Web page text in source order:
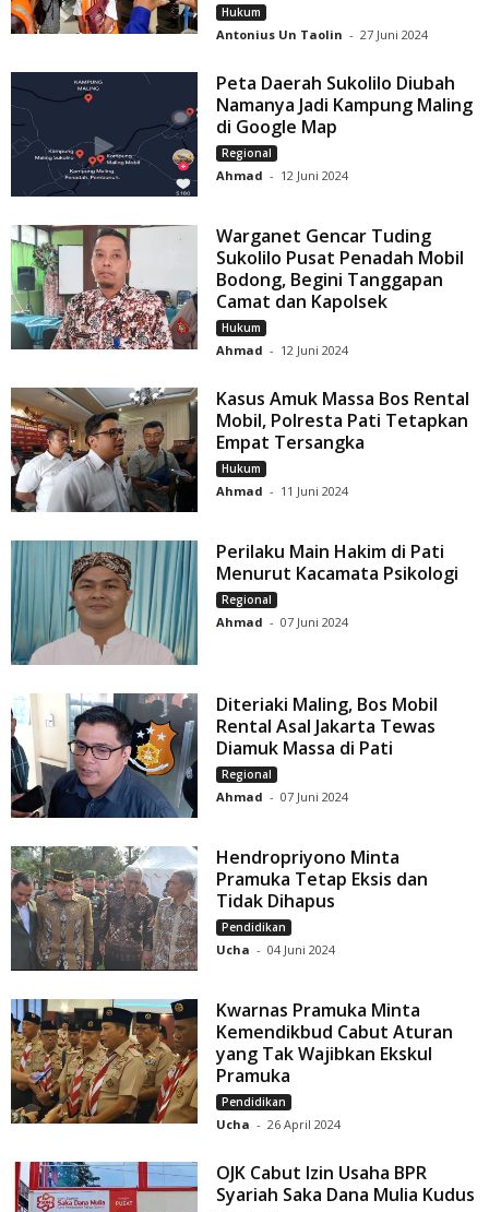
Hukum
Antonius Un Taolin - 27 Juni 2024
Peta Daerah Sukolilo Diubah
Namanya Jadi Kampung Maling
di Google Map
Regional
Ahmad - 12 Juni 2024
Warganet Gencar Tuding
Sukolilo Pusat Penadah Mobil
Bodong, Begini Tanggapan
Camat dan Kapolsek
Hukum
Ahmad - 12 Juni 2024
Kasus Amuk Massa Bos Rental
Mobil, Polresta Pati Tetapkan
Empat Tersangka
Hukum
Ahmad - 11 Juni 2024
Perilaku Main Hakim di Pati
Menurut Kacamata Psikologi
Regional
Ahmad - 07 Juni 2024
Diteriaki Maling, Bos Mobil
Rental Asal Jakarta Tewas
Diamuk Massa di Pati
Regional
Ahmad - 07 Juni 2024
Hendropriyono Minta
Pramuka Tetap Eksis dan
Tidak Dihapus
Pendidikan
Ucha - 04 Juni 2024
Kwarnas Pramuka Minta
Kemendikbud Cabut Aturan
yang Tak Wajibkan Ekskul
Pramuka
Pendidikan
Ucha - 26 April 2024
OJK Cabut Izin Usaha BPR
Syariah Saka Dana Mulia Kudus